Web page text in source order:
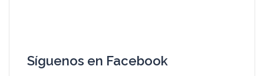
Síguenos en Facebook